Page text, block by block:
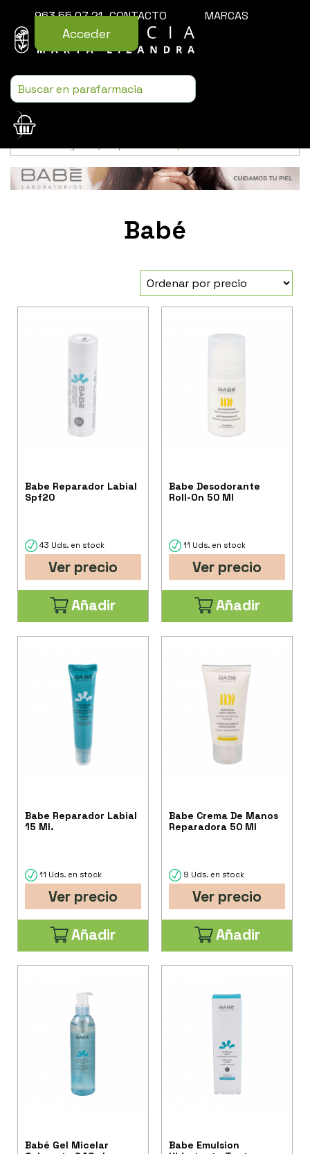
963 55 07 21 CONTACTO MARCAS
Acceder
Usamos cookies para mejorar la experiencia de la web. Si sigues
Babé
Babe Reparador Labial
Spf20
43 Uds. en stock
Ver precio
Añadir
Babe Desodorante
Roll-On 50 Ml
11 Uds. en stock
Ver precio
Añadir
Babe Reparador Labial
15 Ml.
11 Uds. en stock
Ver precio
Añadir
Babe Crema De Manos
Reparadora 50 Ml
9 Uds. en stock
Ver precio
Añadir
Babé Gel Micelar
Babe Emulsion